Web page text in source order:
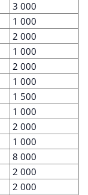
3 000
1 000
2 000
1 000
2 000
1 000
1 500
1 000
2 000
1 000
8 000
2 000
2 000